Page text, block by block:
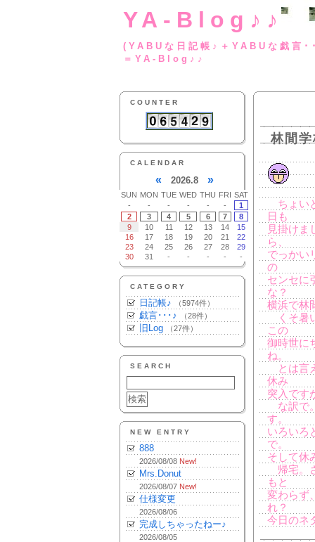
YA-Blog♪♪
(YABUな日記帳♪
＝YA-Blog♪♪
COUNTER
CALENDAR
« 2026.8 »
SUN MON TUE WED THU FRI SAT
-
- - - - -
1
2
3 4 5 6 7
8
9
10 11 12 13 14
15
16
17 18 19 20 21
22
23
24 25 26 27 28
29
30
31 - - - - -
CATEGORY
日記帳♪ （5974件）
戯言･･･♪ （28件）
旧Log （27件）
SEARCH
NEW ENTRY
888
2026/08/08 New!
Mrs.Donut
2026/08/07 New!
仕様変更
2026/08/06
完成しちゃったねー♪
2026/08/05
林間
ちょい
日も
見掛けま
ら、
でっかい
の
センセに
な？
横浜で林
くそ暑
この
御時世に
ね。
とは言
休み
突入です
な訳で
す。
いろいろ
で。
そして休
帰宅。
もと
変わらず
れ？
今日のネ